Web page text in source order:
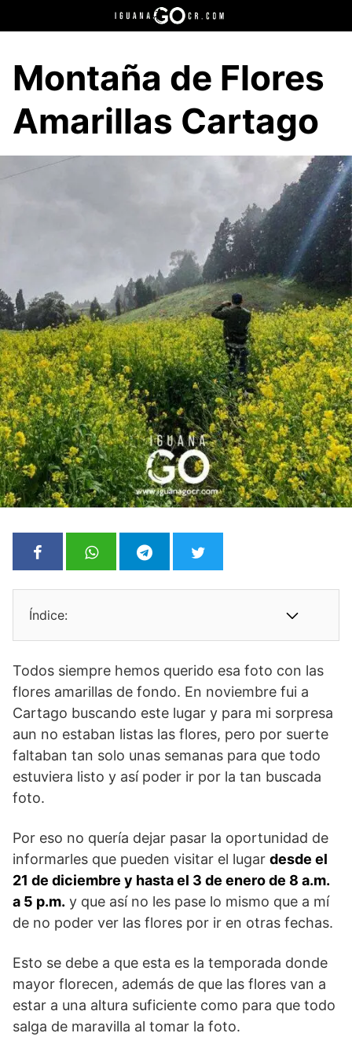
al
Montaña de Flores
Amarillas Cartago
Índice:
Todos siempre hemos querido esa foto con las
flores amarillas de fondo. En noviembre fui a
Cartago buscando este lugar y para mi sorpresa
aun no estaban listas las flores, pero por suerte
faltaban tan solo unas semanas para que todo
estuviera listo y así poder ir por la tan buscada
foto.
Por eso no quería dejar pasar la oportunidad de
informarles que pueden visitar el lugar desde el
21 de diciembre y hasta el 3 de enero de 8 a.m.
a 5 p.m. y que así no les pase lo mismo que a mí
de no poder ver las flores por ir en otras fechas.
Esto se debe a que esta es la temporada donde
mayor florecen, además de que las flores van a
estar a una altura suficiente como para que todo
salga de maravilla al tomar la foto.